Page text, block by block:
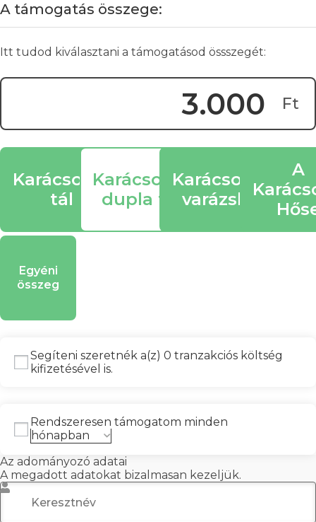
A támogatás összege:
Itt tudod kiválasztani a támogatásod össszegét:
Ft
Karácsonyi
tál
Karácsonyi
dupla tál
Karácsonyi
varázslat
A
Egyéni
összeg
Segíteni szeretnék a(z) 0 tranzakciós költség
kifizetésével is.
Rendszeresen támogatom minden
Az adományozó adatai
A megadott adatokat bizalmasan kezeljük.
Keresztnév